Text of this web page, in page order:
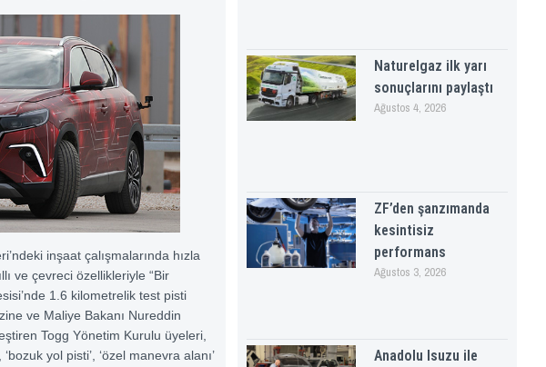
inşaat çalışmalarında hızla
ve çevreci özellikleriyle “Bir
1.6 kilometrelik test pisti
ve Maliye Bakanı Nureddin
Togg Yönetim Kurulu üyeleri,
yol pisti’, ‘özel manevra alanı’
Naturelgaz ilk yarı
sonuçlarını paylaştı
Ağustos 4, 2026
ZF’den şanzımanda
kesintisiz
performans
Ağustos 3, 2026
Anadolu Isuzu ile